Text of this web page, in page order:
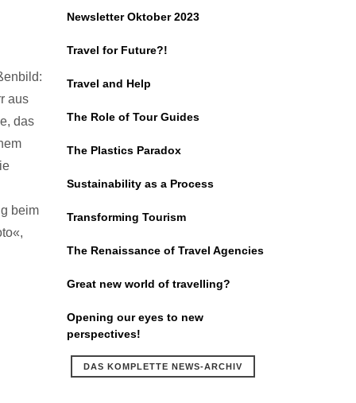
aus
das
beim
Newsletter Oktober 2023
Travel for Future?!
Travel and Help
The Role of Tour Guides
The Plastics Paradox
Sustainability as a Process
Transforming Tourism
The Renaissance of Travel Agencies
Great new world of travelling?
Opening our eyes to new
perspectives!
DAS KOMPLETTE NEWS-ARCHIV